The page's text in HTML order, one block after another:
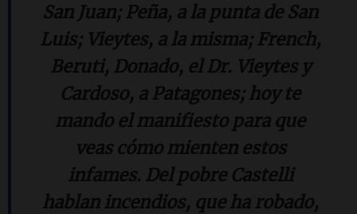
San Juan; Peña, a la punta de San
Luis; Vieytes, a la misma; French,
Beruti, Donado, el Dr. Vieytes y
Cardoso, a Patagones; hoy te
mando el manifiesto para que
veas cómo mienten estos
infames. Del pobre Castelli
hablan incendios, que ha robado,